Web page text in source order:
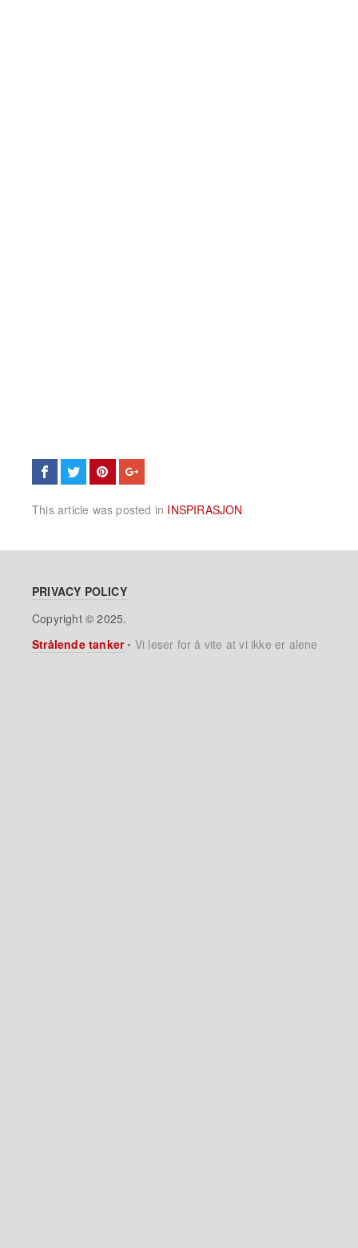
This article was posted in INSPIRASJON
PRIVACY POLICY
Copyright © 2025.
Strålende tanker• Vi leser for å vite at vi ikke er alene